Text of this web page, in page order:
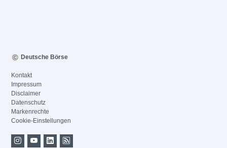
Deutsche Börse
Kontakt
Impressum
Disclaimer
Datenschutz
Markenrechte
Cookie-Einstellungen